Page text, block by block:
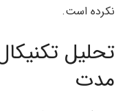
نکرده است.
تحلیل
مدت